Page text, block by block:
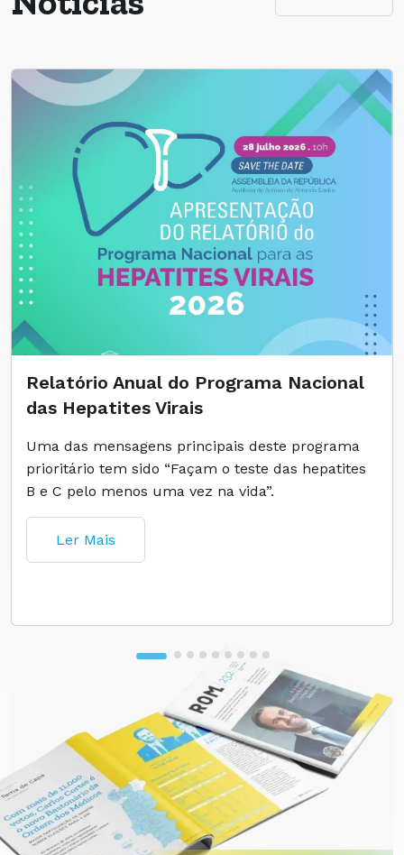
Relatório Anual do Programa Nacional
das Hepatites Virais
Uma das mensagens principais deste programa
prioritário tem sido “Façam o teste das hepatites
B e C pelo menos uma vez na vida”.
Ler Mais